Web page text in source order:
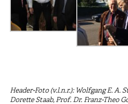
Header-Foto (v.l.n.r.): Wolfgang E. A.
Dorette Staab, Prof. Dr. Franz-Theo